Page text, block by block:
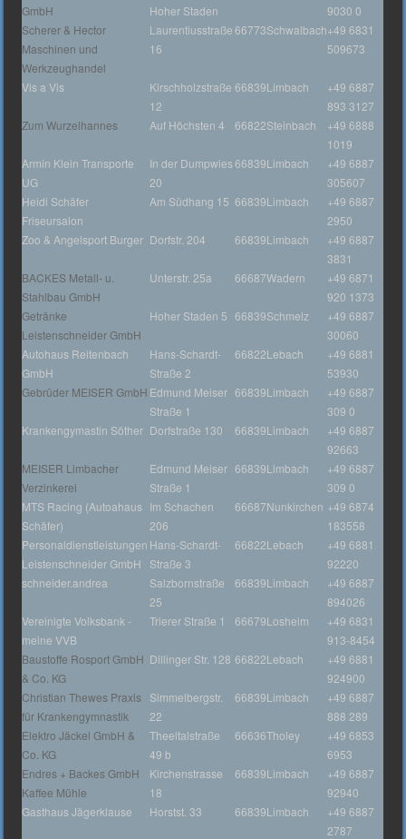
GmbH
Hoher Staden
9030 0
Scherer & Hector
Maschinen und
Werkzeughandel
Laurentiusstraße
16
66773Schwalbach+49 6831
509673
Vis a Vis
Kirschholzstraße
12
66839Limbach
+49 6887
893 3127
Zum Wurzelhannes
Auf Höchsten 4 66822Steinbach
+49 6888
1019
Armin Klein Transporte
UG
In der Dumpwies
20
66839Limbach
+49 6887
305607
Heidi Schäfer
Friseursalon
Am Südhang 15 66839Limbach
+49 6887
2950
Zoo & Angelsport Burger Dorfstr. 204 66839Limbach
+49 6887
3831
BACKES Metall- u.
Stahlbau GmbH
Unterstr. 25a 66687Wadern
+49 6871
920 1373
Getränke
Leistenschneider GmbH
Hoher Staden 5 66839Schmelz
+49 6887
30060
Autohaus Reitenbach
GmbH
Hans-Schardt-
Straße 2
66822Lebach
+49 6881
53930
Gebrüder MEISER GmbH Edmund Meiser
Straße 1
66839Limbach
+49 6887
309 0
Krankengymastin Söther Dorfstraße 130 66839Limbach
+49 6887
92663
MEISER Limbacher
Verzinkerei
Edmund Meiser
Straße 1
66839Limbach
+49 6887
309 0
MTS Racing (Autoahaus
Schäfer)
Im Schachen
206
66687Nunkirchen +49 6874
183558
Personaldienstleistungen
Leistenschneider GmbH
Hans-Schardt-
Straße 3
66822Lebach
+49 6881
92220
schneider.andrea
Salzbornstraße
25
66839Limbach
+49 6887
894026
Vereinigte Volksbank -
meine VVB
Trierer Straße 1 66679Losheim
+49 6831
913-8454
Baustoffe Rosport GmbH
& Co. KG
Dillinger Str. 128 66822Lebach
+49 6881
924900
Christian Thewes Praxis
für Krankengymnastik
Simmelbergstr.
22
66839Limbach
+49 6887
888 289
Elektro Jäckel GmbH &
Co. KG
Theeltalstraße
49 b
66636Tholey
+49 6853
6953
Endres + Backes GmbH
Kaffee Mühle
Kirchenstrasse
18
66839Limbach
+49 6887
92940
Gasthaus Jägerklause
Horstst. 33 66839Limbach
+49 6887
2787